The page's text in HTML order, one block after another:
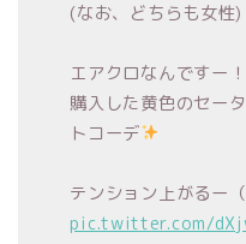
(なお、どちらも女性)
エアクロなんですー！
購入した黄色のセー
トコーデ
テンション上がるー（
pic.twitter.com/